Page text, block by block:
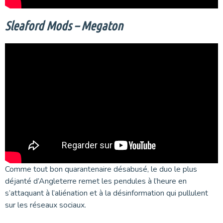
Sleaford Mods – Megaton
Comme tout bon quarantenaire désabusé, le duo le plus
déjanté d’Angleterre remet les pendules à l’heure en
s’attaquant à l’aliénation et à la désinformation qui pullulent
sur les réseaux sociaux.